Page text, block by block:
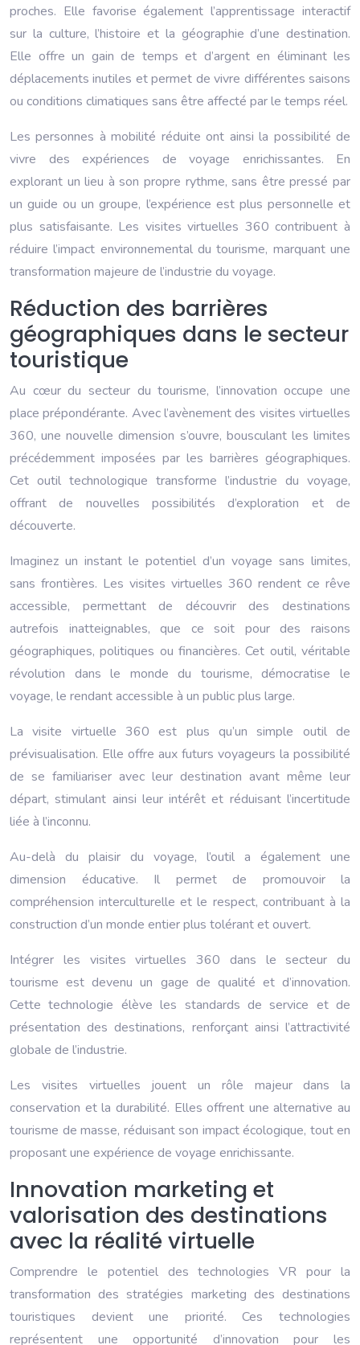
proches. Elle favorise également l’apprentissage interactif
sur la culture, l’histoire et la géographie d’une destination.
Elle offre un gain de temps et d’argent en éliminant les
déplacements inutiles et permet de vivre différentes saisons
ou conditions climatiques sans être affecté par le temps réel.
Les personnes à mobilité réduite ont ainsi la possibilité de
vivre des expériences de voyage enrichissantes. En
explorant un lieu à son propre rythme, sans être pressé par
un guide ou un groupe, l’expérience est plus personnelle et
plus satisfaisante. Les visites virtuelles 360 contribuent à
réduire l’impact environnemental du tourisme, marquant une
transformation majeure de l’industrie du voyage.
Réduction des barrières
géographiques dans le secteur
touristique
Au cœur du secteur du tourisme, l’innovation occupe une
place prépondérante. Avec l’avènement des visites virtuelles
360, une nouvelle dimension s’ouvre, bousculant les limites
précédemment imposées par les barrières géographiques.
Cet outil technologique transforme l’industrie du voyage,
offrant de nouvelles possibilités d’exploration et de
découverte.
Imaginez un instant le potentiel d’un voyage sans limites,
sans frontières. Les visites virtuelles 360 rendent ce rêve
accessible, permettant de découvrir des destinations
autrefois inatteignables, que ce soit pour des raisons
géographiques, politiques ou financières. Cet outil, véritable
révolution dans le monde du tourisme, démocratise le
voyage, le rendant accessible à un public plus large.
La visite virtuelle 360 est plus qu’un simple outil de
prévisualisation. Elle offre aux futurs voyageurs la possibilité
de se familiariser avec leur destination avant même leur
départ, stimulant ainsi leur intérêt et réduisant l’incertitude
liée à l’inconnu.
Au-delà du plaisir du voyage, l’outil a également une
dimension éducative. Il permet de promouvoir la
compréhension interculturelle et le respect, contribuant à la
construction d’un monde entier plus tolérant et ouvert.
Intégrer les visites virtuelles 360 dans le secteur du
tourisme est devenu un gage de qualité et d’innovation.
Cette technologie élève les standards de service et de
présentation des destinations, renforçant ainsi l’attractivité
globale de l’industrie.
Les visites virtuelles jouent un rôle majeur dans la
conservation et la durabilité. Elles offrent une alternative au
tourisme de masse, réduisant son impact écologique, tout en
proposant une expérience de voyage enrichissante.
Innovation marketing et
valorisation des destinations
avec la réalité virtuelle
Comprendre le potentiel des technologies VR pour la
transformation des stratégies marketing des destinations
touristiques devient une priorité. Ces technologies
représentent une opportunité d’innovation pour les